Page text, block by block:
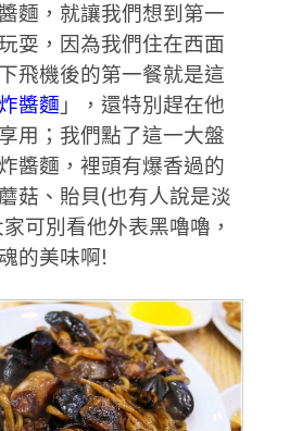
麵，就讓我們想到第一
耍，因為我們住在西面
飛機後的第一餐就是這
醬麵 」，還特別趕在他
用；我們點了這一大盤
醬麵，裡頭有爆香過的
菇、貽貝(也有人說是淡
可別看他外表黑嚕嚕，
的美味啊!